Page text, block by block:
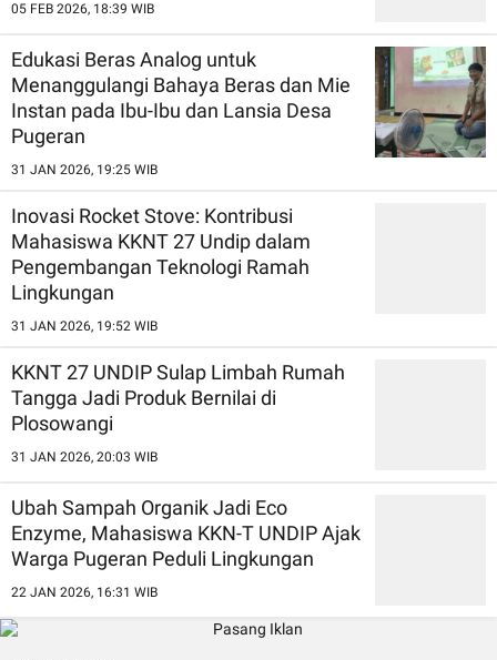
05 FEB 2026, 18:39 WIB
Edukasi Beras Analog untuk
Menanggulangi Bahaya Beras dan Mie
Instan pada Ibu-Ibu dan Lansia Desa
Pugeran
31 JAN 2026, 19:25 WIB
Inovasi Rocket Stove: Kontribusi
Mahasiswa KKNT 27 Undip dalam
Pengembangan Teknologi Ramah
Lingkungan
31 JAN 2026, 19:52 WIB
KKNT 27 UNDIP Sulap Limbah Rumah
Tangga Jadi Produk Bernilai di
Plosowangi
31 JAN 2026, 20:03 WIB
Ubah Sampah Organik Jadi Eco
Enzyme, Mahasiswa KKN-T UNDIP Ajak
Warga Pugeran Peduli Lingkungan
22 JAN 2026, 16:31 WIB